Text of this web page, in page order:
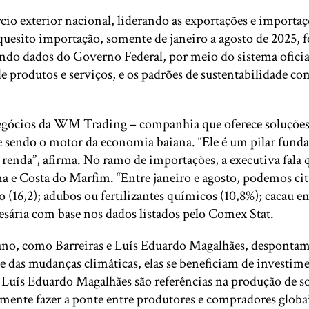
exterior nacional, liderando as exportações e
importação, somente de janeiro a agosto de
dados do Governo Federal, por meio do sistema
produtos e serviços, e os padrões de sustentabilidade
da WM Trading – companhia que oferece
o motor da economia baiana. “Ele é um pilar
afirma. No ramo de importações, a executiva
e Costa do Marfim. “Entre janeiro e agosto, podemos
adubos ou fertilizantes químicos (10,8%);
com base nos dados listados pelo Comex Stat.
como Barreiras e Luís Eduardo Magalhães,
das mudanças climáticas, elas se beneficiam de
Eduardo Magalhães são referências na produção
fazer a ponte entre produtores e compradores